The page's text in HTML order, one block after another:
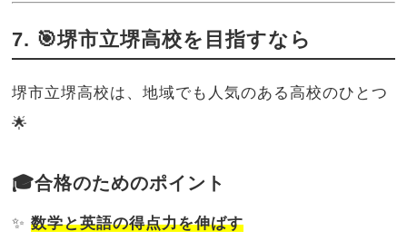
7. 🎯堺市立堺高校を目指すなら
堺市立堺高校は、地域でも人気のある高校のひとつ
🌟
🎓合格のためのポイント
✨数学と英語の得点力を伸ばす